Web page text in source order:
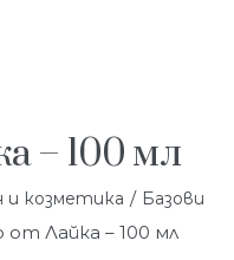
– 100 мл
и козметика / Базови
от Лайка – 100 мл